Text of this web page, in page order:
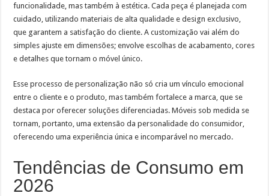
funcionalidade, mas também à estética. Cada peça é planejada com
cuidado, utilizando materiais de alta qualidade e design exclusivo,
que garantem a satisfação do cliente. A customização vai além do
simples ajuste em dimensões; envolve escolhas de acabamento, cores
e detalhes que tornam o móvel único.
Esse processo de personalização não só cria um vínculo emocional
entre o cliente e o produto, mas também fortalece a marca, que se
destaca por oferecer soluções diferenciadas. Móveis sob medida se
tornam, portanto, uma extensão da personalidade do consumidor,
oferecendo uma experiência única e incomparável no mercado.
Tendências de Consumo em
2026